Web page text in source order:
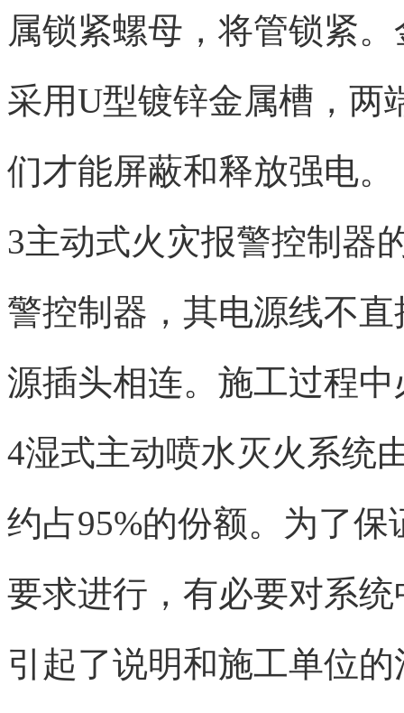
属锁紧螺母，将管锁紧
采用U型镀锌金属槽，两
们才能屏蔽和释放强电。
3主动式火灾报警控制器
警控制器，其电源线不
源插头相连。施工过程
4湿式主动喷水灭火系统
约占95%的份额。为了
要求进行，有必要对系
引起了说明和施工单位